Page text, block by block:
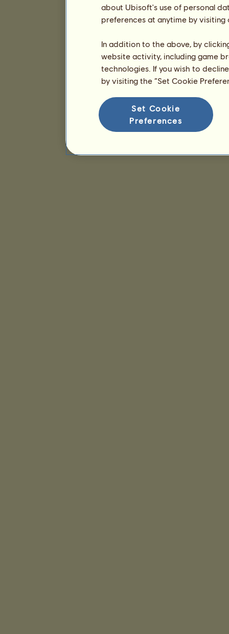
about Ubisoft's use of personal
preferences at anytime by
In addition to the above, by
website activity, including game
technologies. If you wish to
by visiting the “Set Cookie
Set Cookie
Preferences